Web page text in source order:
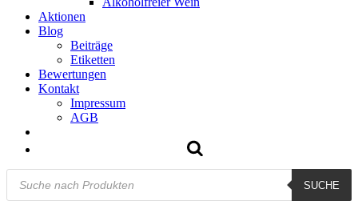
Aktionen
Blog
Beiträge
Etiketten
Bewertungen
Kontakt
Impressum
AGB
Products
search
SUCHE